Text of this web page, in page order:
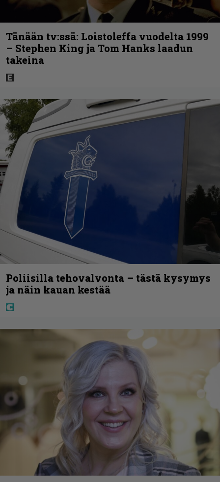
Tänään tv:ssä: Loistoleffa vuodelta 1999
– Stephen King ja Tom Hanks laadun
takeina
Poliisilla tehovalvonta – tästä kysymys
ja näin kauan kestää